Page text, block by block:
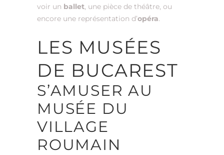
voir un ballet, une pièce de théâtre, ou
encore une représentation d’opéra.
LES MUSÉES
DE BUCAREST
S’AMUSER AU
MUSÉE DU
VILLAGE
ROUMAIN